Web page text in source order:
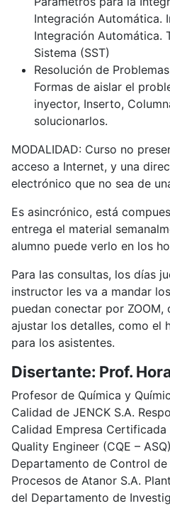
Integración Automática.
Integración Automática.
Sistema (SST)
Resolución de
Formas de aislar el
inyector, Inserto,
solucionarlos.
MODALIDAD: Curso no
acceso a Internet, y una
electrónico que no sea de
Es asincrónico, está
entrega el material
alumno puede verlo en los
Para las consultas, los días
instructor les va a mandar
puedan conectar por ZOOM,
ajustar los detalles, como el
para los asistentes.
Disertante: Prof.
Profesor de Química y
Calidad de JENCK S.A.
Calidad Empresa
Quality Engineer (CQE –
Departamento de Control
Procesos de Atanor S.A.
del Departamento de